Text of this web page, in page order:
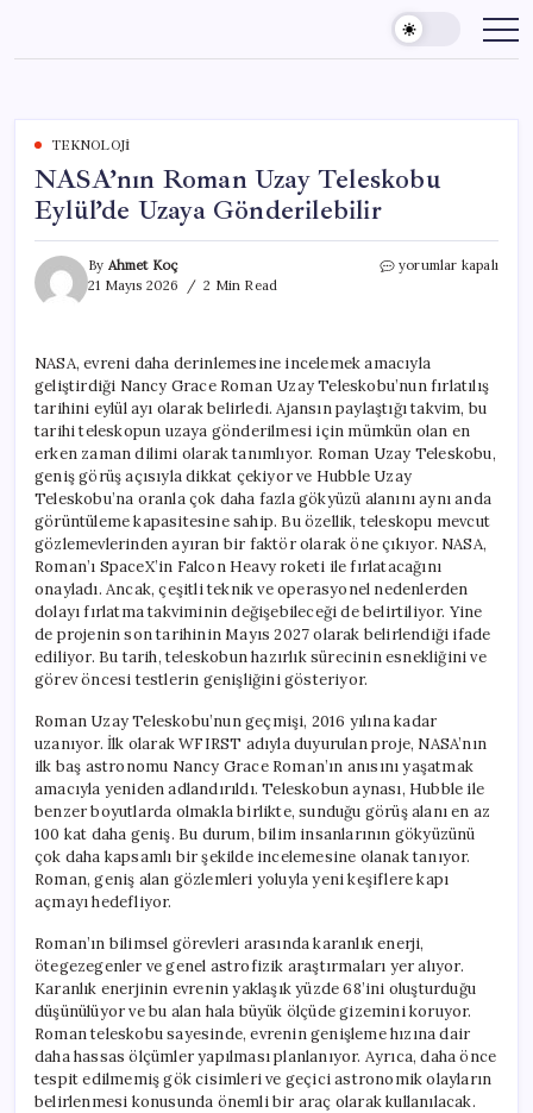
content
TEKNOLOJI
NASA’nın Roman Uzay Teleskobu
Eylül’de Uzaya Gönderilebilir
By Ahmet Koç
21 Mayıs 2026
2 Min Read
NASA’nın
Uzaya
Gönderilebilir
için
yorumlar kapalı
NASA, evreni daha derinlemesine incelemek amacıyla
geliştirdiği Nancy Grace Roman Uzay Teleskobu’nun fırlatılış
tarihini eylül ayı olarak belirledi. Ajansın paylaştığı takvim, bu
tarihi teleskopun uzaya gönderilmesi için mümkün olan en
erken zaman dilimi olarak tanımlıyor. Roman Uzay Teleskobu,
geniş görüş açısıyla dikkat çekiyor ve Hubble Uzay
Teleskobu’na oranla çok daha fazla gökyüzü alanını aynı anda
görüntüleme kapasitesine sahip. Bu özellik, teleskopu mevcut
gözlemevlerinden ayıran bir faktör olarak öne çıkıyor. NASA,
Roman’ı SpaceX’in Falcon Heavy roketi ile fırlatacağını
onayladı. Ancak, çeşitli teknik ve operasyonel nedenlerden
dolayı fırlatma takviminin değişebileceği de belirtiliyor. Yine
de projenin son tarihinin Mayıs 2027 olarak belirlendiği ifade
ediliyor. Bu tarih, teleskobun hazırlık sürecinin esnekliğini ve
görev öncesi testlerin genişliğini gösteriyor.
Roman Uzay Teleskobu’nun geçmişi, 2016 yılına kadar
uzanıyor. İlk olarak WFIRST adıyla duyurulan proje, NASA’nın
ilk baş astronomu Nancy Grace Roman’ın anısını yaşatmak
amacıyla yeniden adlandırıldı. Teleskobun aynası, Hubble ile
benzer boyutlarda olmakla birlikte, sunduğu görüş alanı en az
100 kat daha geniş. Bu durum, bilim insanlarının gökyüzünü
çok daha kapsamlı bir şekilde incelemesine olanak tanıyor.
Roman, geniş alan gözlemleri yoluyla yeni keşiflere kapı
açmayı hedefliyor.
Roman’ın bilimsel görevleri arasında karanlık enerji,
ötegezegenler ve genel astrofizik araştırmaları yer alıyor.
Karanlık enerjinin evrenin yaklaşık yüzde 68’ini oluşturduğu
düşünülüyor ve bu alan hala büyük ölçüde gizemini koruyor.
Roman teleskobu sayesinde, evrenin genişleme hızına dair
daha hassas ölçümler yapılması planlanıyor. Ayrıca, daha önce
tespit edilmemiş gök cisimleri ve geçici astronomik olayların
belirlenmesi konusunda önemli bir araç olarak kullanılacak.